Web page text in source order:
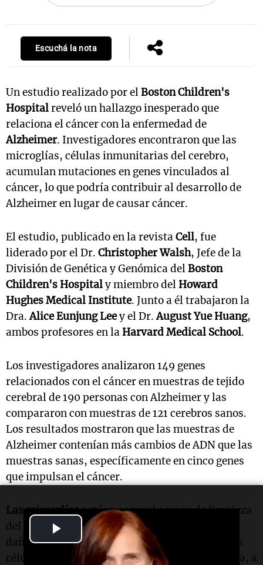
Play
Video
Escuchá la nota
Un estudio realizado por elBoston Children's
Hospitalreveló un hallazgo inesperado que
relaciona el cáncer con la enfermedad de
Alzheimer. Investigadores encontraron que las
microglías, células inmunitarias del cerebro,
acumulan mutaciones en genes vinculados al
cáncer, lo que podría contribuir al desarrollo de
Alzheimer en lugar de causar cáncer.
El estudio, publicado en la revistaCell, fue
liderado por el Dr. Christopher Walsh, Jefe de la
División de Genética y Genómica delBoston
Children's Hospitaly miembro delHoward
Hughes Medical Institute. Junto a él trabajaron la
Dra.Alice Eunjung Leey el Dr.August Yue Huang,
ambos profesores en laHarvard Medical School.
Los investigadores analizaron 149 genes
relacionados con el cáncer en muestras de tejido
cerebral de 190 personas con Alzheimer y las
compararon con muestras de 121 cerebros sanos.
Los resultados mostraron que las muestras de
Alzheimer contenían más cambios de ADN que las
muestras sanas, específicamente en cinco genes
que impulsan el cáncer.
Las microglíasactúan como el equipo de limpieza
del cerebro, eliminando desechos y células
dañadas. Sin embargo, se había creído que estas
células no cruzaban la barrera hematoencefálica, a